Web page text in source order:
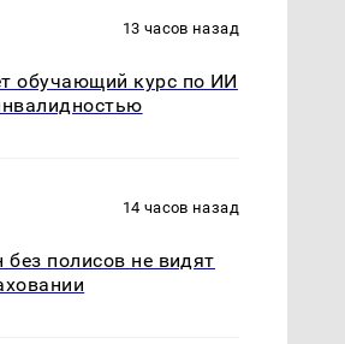
13 часов назад
обучающий курс по ИИ
14 часов назад
без полисов не видят